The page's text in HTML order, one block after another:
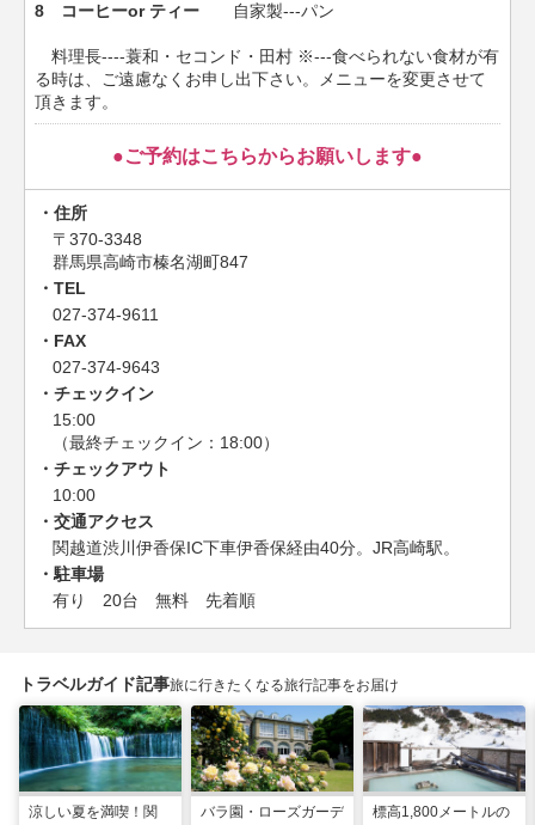
8 コーヒーor ティー 自家製---パン
料理長----蓑和・セコンド・田村 ※---食べられない食材が有
る時は、ご遠慮なくお申し出下さい。メニューを変更させて
頂きます。
●ご予約はこちらからお願いします●
住所
〒370-3348
群馬県高崎市榛名湖町847
TEL
027-374-9611
FAX
027-374-9643
チェックイン
15:00
（最終チェックイン：18:00）
チェックアウト
10:00
交通アクセス
関越道渋川伊香保IC下車伊香保経由40分。JR高崎駅。
駐車場
有り 20台 無料 先着順
トラベルガイド記事旅に行きたくなる旅行記事をお届け
涼しい夏を満喫！関 バラ園・ローズガーデ 標高1,800メートルの